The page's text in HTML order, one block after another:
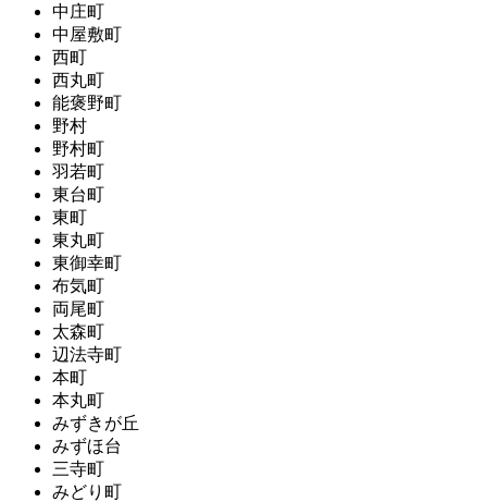
中庄町
中屋敷町
西町
西丸町
能褒野町
野村
野村町
羽若町
東台町
東町
東丸町
東御幸町
布気町
両尾町
太森町
辺法寺町
本町
本丸町
みずきが丘
みずほ台
三寺町
みどり町